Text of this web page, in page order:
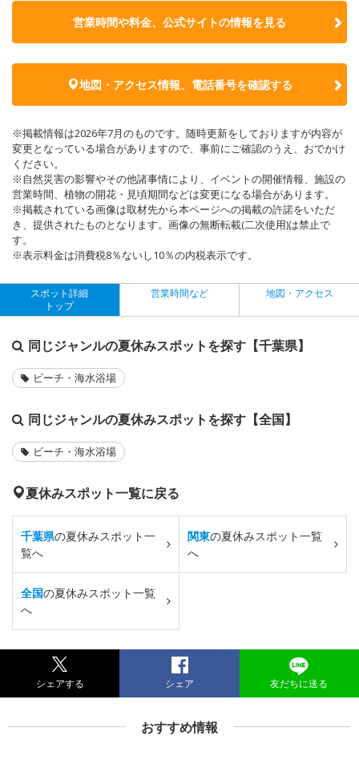
営業時間や料金、公式サイトの情報を見る
地図・アクセス情報、電話番号を確認する
※掲載情報は2026年7月のものです。随時更新をしておりますが内容が
変更となっている場合がありますので、事前にご確認のうえ、おでかけ
ください。
※自然災害の影響やその他諸事情により、イベントの開催情報、施設の
営業時間、植物の開花・見頃期間などは変更になる場合があります。
※掲載されている画像は取材先から本ページへの掲載の許諾をいただ
き、提供されたものとなります。画像の無断転載(二次使用)は禁止で
す。
※表示料金は消費税8％ないし10％の内税表示です。
スポット詳細
トップ
営業時間など 地図・アクセス
同じジャンルの夏休みスポットを探す【千葉県】
ビーチ・海水浴場
同じジャンルの夏休みスポットを探す【全国】
ビーチ・海水浴場
夏休みスポット一覧に戻る
千葉県の夏休みスポット一
覧へ
関東の夏休みスポット一覧
へ
全国の夏休みスポット一覧
へ
シェアする シェア 友だちに送る
おすすめ情報